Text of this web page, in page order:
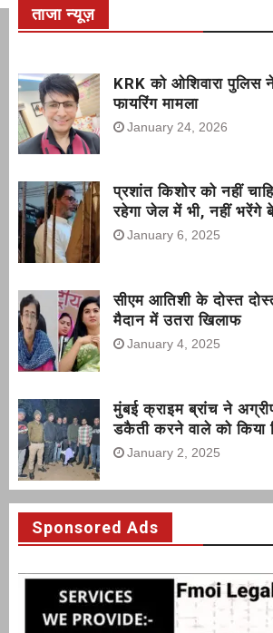
ताजा न्यूज़
KRK को ओशिवारा पुलिस ने
फायरिंग मामला
January 24, 2026
प्रशांत किशोर को नहीं
रहेगा जेल में भी, नहीं भरेंगे
January 6, 2025
सीएम आतिशी के दोस्त
मैदान में उतरा खिलाफ
January 4, 2025
मुंबई क्राइम ब्रांच ने
डकैती करने वाले को किया
January 2, 2025
Sponsored Ads